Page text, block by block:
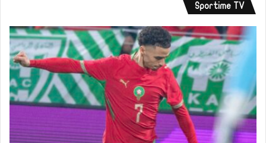
Sportime TV